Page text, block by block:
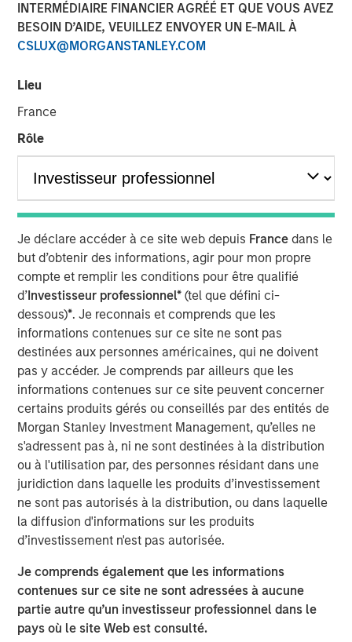
INTERMÉDIAIRE FINANCIER AGRÉÉ ET QUE VOUS AVEZ
BESOIN D’AIDE, VEUILLEZ ENVOYER UN E-MAIL À
CSLUX@MORGANSTANLEY.COM
Lieu
France
Rôle
Je déclare accéder à ce site web depuis France dans le
but d’obtenir des informations, agir pour mon propre
compte et remplir les conditions pour être qualifié
d’Investisseur professionnel*(tel que défini ci-
dessous)*. Je reconnais et comprends que les
informations contenues sur ce site ne sont pas
destinées aux personnes américaines, qui ne doivent
pas y accéder. Je comprends par ailleurs que les
informations contenues sur ce site peuvent concerner
certains produits gérés ou conseillés par des entités de
Morgan Stanley Investment Management, qu’elles ne
s'adressent pas à, ni ne sont destinées à la distribution
ou à l'utilisation par, des personnes résidant dans une
juridiction dans laquelle les produits d’investissement
ne sont pas autorisés à la distribution, ou dans laquelle
la diffusion d'informations sur les produits
d’investissement n'est pas autorisée.
Je comprends également que les informations
contenues sur ce site ne sont adressées à aucune
partie autre qu’un investisseur professionnel dans le
pays où le site Web est consulté.
Clip, Mexico's leading digital payments and commerce
enablement platform, today announced that it has
investment funds managed by Morgan Stanley Tactical
experienced West-Coast mutual fund managers. The
investment values Clip in line with the Series D round
completed in 2021.
Since its inception in 2012, Clip has built a complete
portfolio of purpose-built payments, financial services
and software solutions for small and mid-sized
businesses (SMBs) in Mexico, becoming the country’s
largest digital payments and commerce enablement
platform by merchants served. Clip currently offers
products and services spanning software and hardware,
which enable SMBs to grow their business by accepting
digital payments, selling online, obtaining credit and
simplifying their operations. Clip intends to leverage the
new funds to accelerate product development initiatives
for further growth in support of its mission to drive
financial inclusion in Mexico through innovative
technology solutions.
“The investment from these two globally renowned
investors is a testament to Clip’s opportunity to continue
to lead the digital transformation of Mexico’s commerce
ecosystem, and more broadly, provides even further
validation of our mission to open access to digital
all SMBs in the country,” said Adolfo Babatz, Clip’s
Founder and CEO. “We are excited to leverage this
financing round to continue to expand and strengthen our
offerings to empower more stakeholders across Mexico’s